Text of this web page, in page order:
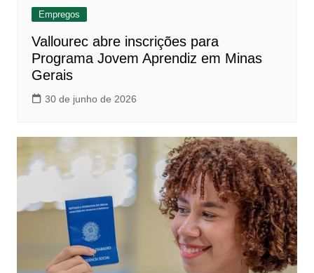
Empregos
Vallourec abre inscrições para
Programa Jovem Aprendiz em Minas
Gerais
30 de junho de 2026